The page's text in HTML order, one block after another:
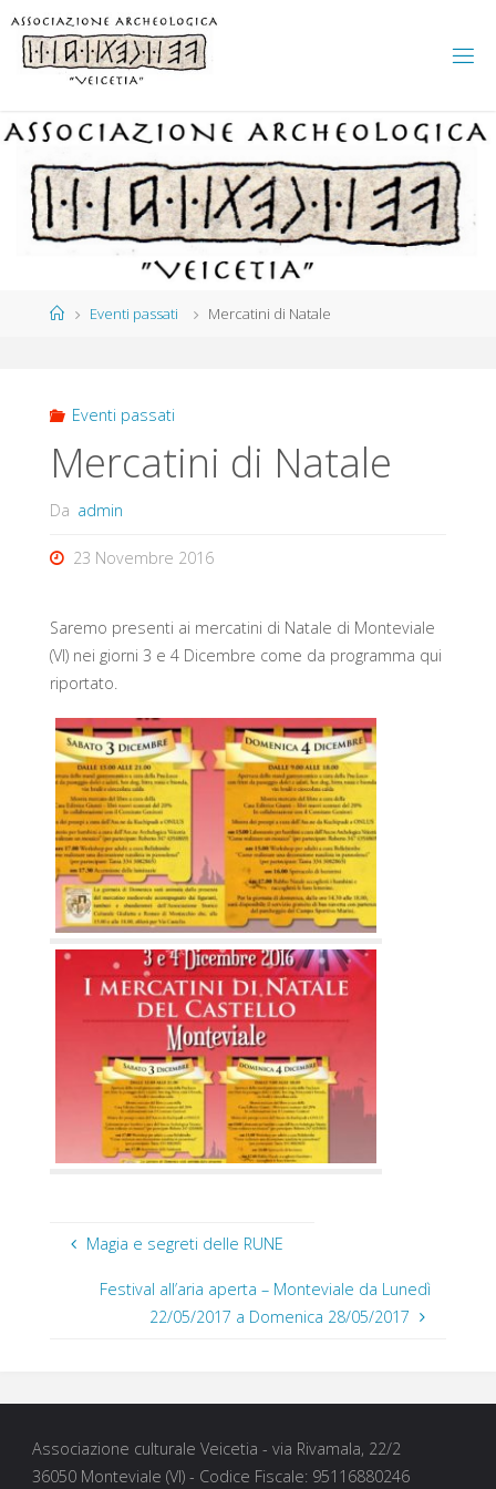
Salta
contenuto
HomeEventi passati Mercatini di Natale
Eventi passati
Mercatini di Natale
Da admin
23 Novembre 2016
Saremo presenti ai mercatini di Natale di Monteviale
(VI) nei giorni 3 e 4 Dicembre come da programma qui
riportato.
Magia e segreti delle RUNE
Festival all’aria aperta – Monteviale da Lunedì
22/05/2017 a Domenica 28/05/2017
Associazione culturale Veicetia - via Rivamala, 22/2
36050 Monteviale (VI) - Codice Fiscale: 95116880246